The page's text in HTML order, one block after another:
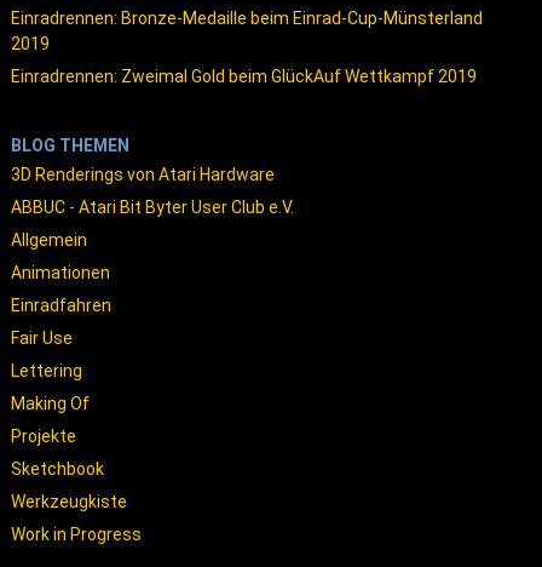
Einradrennen: Bronze-Medaille beim Einrad-Cup-Münsterland
2019
Einradrennen: Zweimal Gold beim GlückAuf Wettkampf 2019
BLOG THEMEN
3D Renderings von Atari Hardware
ABBUC - Atari Bit Byter User Club e.V.
Allgemein
Animationen
Einradfahren
Fair Use
Lettering
Making Of
Projekte
Sketchbook
Werkzeugkiste
Work in Progress